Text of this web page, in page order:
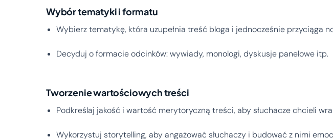
Wybór tematyki i formatu
Wybierz tematykę, która uzupełnia treść bloga i jednocześnie przyciąga
Decyduj o formacie odcinków: wywiady, monologi, dyskusje panelowe itp.
Tworzenie wartościowych treści
Podkreślaj jakość i wartość merytoryczną treści, aby słuchacze chcieli
Wykorzystuj storytelling, aby angażować słuchaczy i budować z nimi